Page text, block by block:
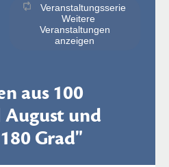
Veranstaltungsserie
Weitere
Veranstaltungen
anzeigen
aus 100
August und
Grad"